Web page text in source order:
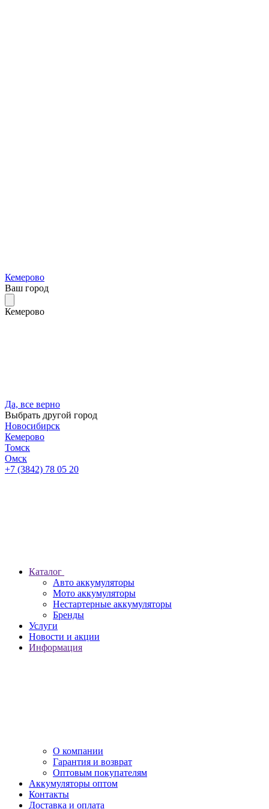
Кемерово
Ваш город
Кемерово
Да, все верно
Выбрать другой город
Новосибирск
Кемерово
Томск
Омск
+7 (3842) 78 05 20
Каталог
Авто аккумуляторы
Мото аккумуляторы
Нестартерные аккумуляторы
Бренды
Услуги
Новости и акции
Информация
О компании
Гарантия и возврат
Оптовым покупателям
Аккумуляторы оптом
Контакты
Доставка и оплата